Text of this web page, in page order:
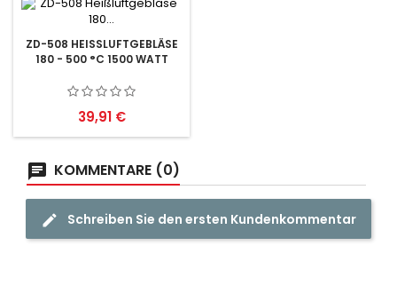
ZD-508 HEISSLUFTGEBLÄSE 1
80 - 500 °C 1500 WATT
Preis
39,91 €
KOMMENTARE (0)
Schreiben Sie den ersten Kundenkommentar